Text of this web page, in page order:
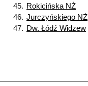
45. Rokicińska NŻ
46. Jurczyńskiego NŻ
47. Dw. Łódź Widzew